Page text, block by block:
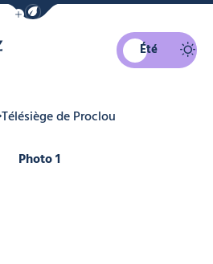
Afficher la barre de navigation du
Été
Télésiège de Proclou
Photo 1